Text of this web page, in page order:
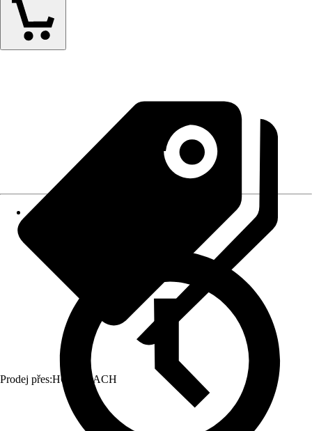
Prodej přes:HORNBACH